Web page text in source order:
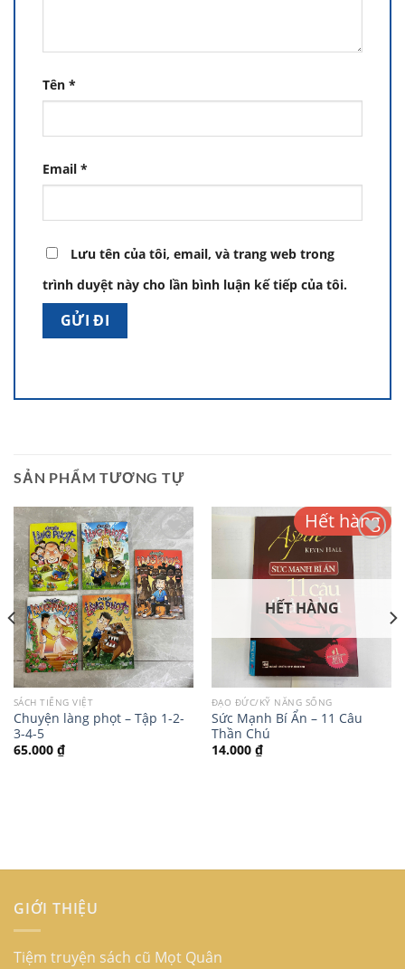
Tên *
Email *
Lưu tên của tôi, email, và trang web trong
trình duyệt này cho lần bình luận kế tiếp của tôi.
SẢN PHẨM TƯƠNG TỰ
SÁCH TIẾNG VIỆT
Chuyện làng phọt – Tập 1-2-
3-4-5
65.000 ₫
Hết hàng
HẾT HÀNG
ĐẠO ĐỨC/KỸ NĂNG SỐNG
Sức Mạnh Bí Ẩn – 11 Câu
Thần Chú
14.000 ₫
GIỚI THIỆU
Tiệm truyện sách cũ Mọt Quân